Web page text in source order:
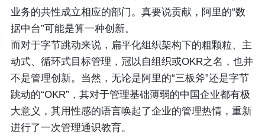
业务的共性成立相应的部门。真要说贡献，阿里的“数
据中台”可能是算一种创新。
而对于字节跳动来说，扁平化组织架构下的粗颗粒、主
动式、循环式目标管理，冠以自组织或OKR之名，也并
不是管理创新。当然，无论是阿里的“三板斧”还是字节
跳动的“OKR”，其对于管理基础薄弱的中国企业都有极
大意义，其用性感的语言唤起了企业的管理热情，重新
进行了一次管理通识教育。